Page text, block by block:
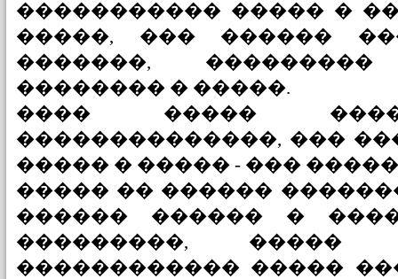
����������� ����� �
�����, ��� ������
�������,
�������� � �����.
���� �����
��������������, ���
����� � ����� - ���
����� �� ������
������ ������ �
���������, �����
������������ �����